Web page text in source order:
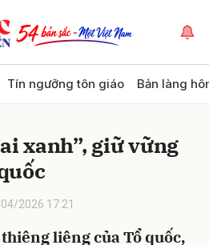
Tín ngưỡng tôn giáo Bản làng
xanh”, giữ vững
2026 17:21
liêng của Tổ quốc,